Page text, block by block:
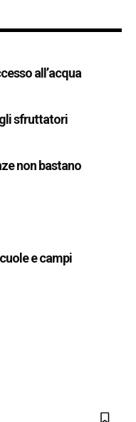
all’acqua
sfruttatori
non bastano
e campi